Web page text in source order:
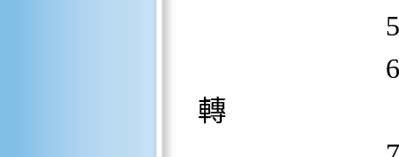
5.於員鹿
6.於中央
轉